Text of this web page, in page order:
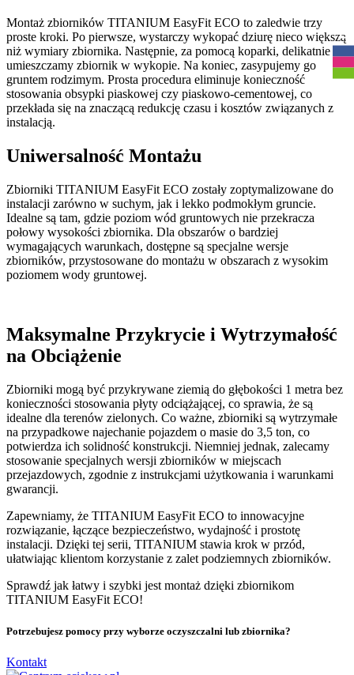
Montaż zbiorników TITANIUM EasyFit ECO to zaledwie trzy
proste kroki. Po pierwsze, wystarczy wykopać dziurę nieco większą
niż wymiary zbiornika. Następnie, za pomocą koparki, delikatnie
umieszczamy zbiornik w wykopie. Na koniec, zasypujemy go
gruntem rodzimym. Prosta procedura eliminuje konieczność
stosowania obsypki piaskowej czy piaskowo-cementowej, co
przekłada się na znaczącą redukcję czasu i kosztów związanych z
instalacją.
Uniwersalność Montażu
Zbiorniki TITANIUM EasyFit ECO zostały zoptymalizowane do
instalacji zarówno w suchym, jak i lekko podmokłym gruncie.
Idealne są tam, gdzie poziom wód gruntowych nie przekracza
połowy wysokości zbiornika. Dla obszarów o bardziej
wymagających warunkach, dostępne są specjalne wersje
zbiorników, przystosowane do montażu w obszarach z wysokim
poziomem wody gruntowej.
Maksymalne Przykrycie i Wytrzymałość
na Obciążenie
Zbiorniki mogą być przykrywane ziemią do głębokości 1 metra bez
konieczności stosowania płyty odciążającej, co sprawia, że są
idealne dla terenów zielonych. Co ważne, zbiorniki są wytrzymałe
na przypadkowe najechanie pojazdem o masie do 3,5 ton, co
potwierdza ich solidność konstrukcji. Niemniej jednak, zalecamy
stosowanie specjalnych wersji zbiorników w miejscach
przejazdowych, zgodnie z instrukcjami użytkowania i warunkami
gwarancji.
Zapewniamy, że TITANIUM EasyFit ECO to innowacyjne
rozwiązanie, łączące bezpieczeństwo, wydajność i prostotę
instalacji. Dzięki tej serii, TITANIUM stawia krok w przód,
ułatwiając klientom korzystanie z zalet podziemnych zbiorników.
Sprawdź jak łatwy i szybki jest montaż dzięki zbiornikom
TITANIUM EasyFit ECO!
Potrzebujesz pomocy przy wyborze oczyszczalni lub zbiornika?
Kontakt